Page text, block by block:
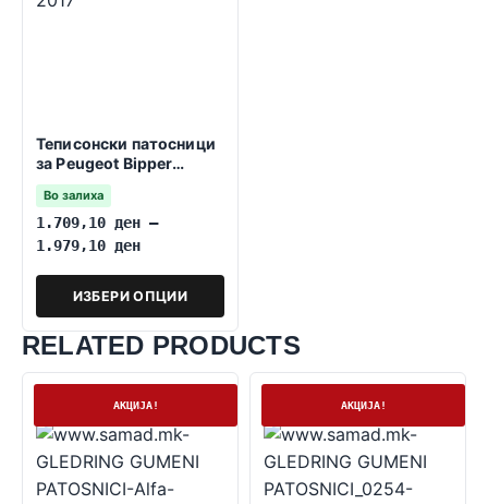
Теписонски патосници
за Peugeot Bipper
2008-2017
Во залиха
1.709,10 ден –
1.979,10 ден
ИЗБЕРИ ОПЦИИ
RELATED PRODUCTS
АКЦИЈА! АКЦИЈА!